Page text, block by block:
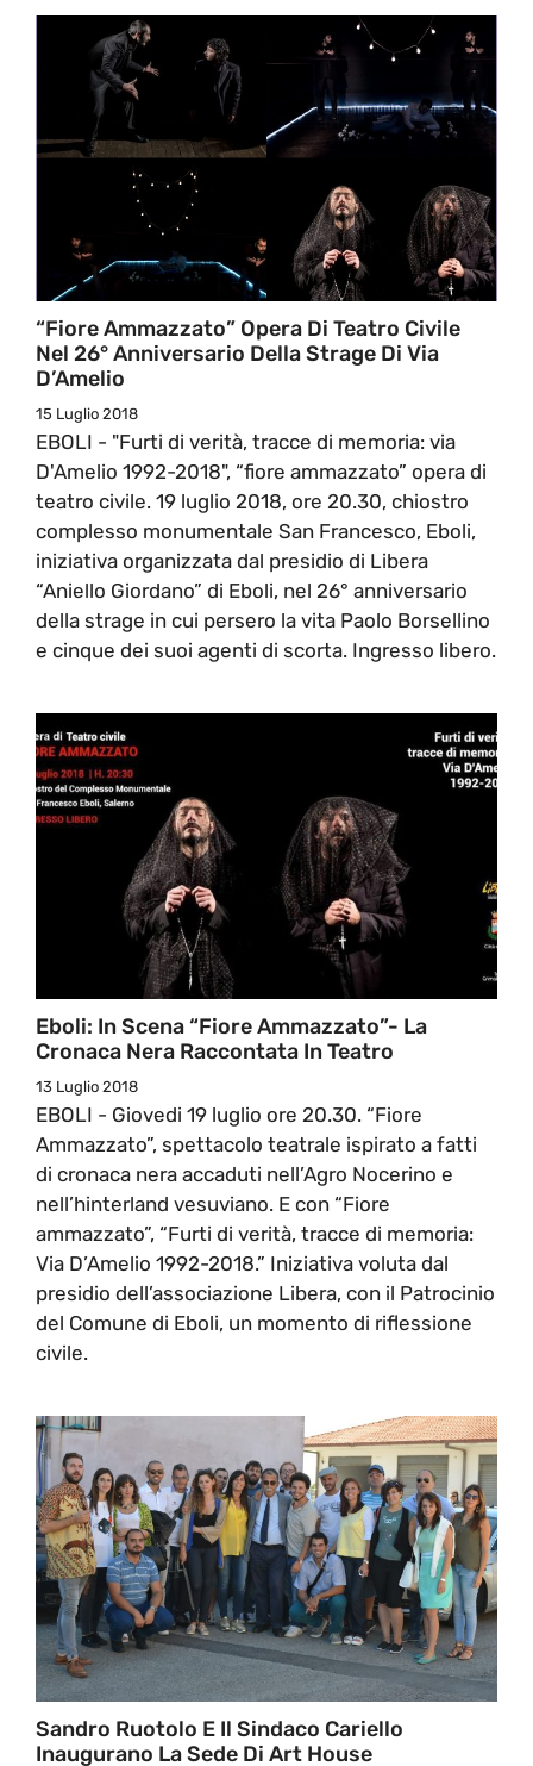
“Fiore Ammazzato” Opera Di Teatro Civile
Nel 26° Anniversario Della Strage Di Via
D’Amelio
15 Luglio 2018
EBOLI - "Furti di verità, tracce di memoria: via
D'Amelio 1992-2018", “fiore ammazzato” opera di
teatro civile. 19 luglio 2018, ore 20.30, chiostro
complesso monumentale San Francesco, Eboli,
iniziativa organizzata dal presidio di Libera
“Aniello Giordano” di Eboli, nel 26° anniversario
della strage in cui persero la vita Paolo Borsellino
e cinque dei suoi agenti di scorta. Ingresso libero.
Eboli: In Scena “Fiore Ammazzato”- La
Cronaca Nera Raccontata In Teatro
13 Luglio 2018
EBOLI - Giovedi 19 luglio ore 20.30. “Fiore
Ammazzato”, spettacolo teatrale ispirato a fatti
di cronaca nera accaduti nell’Agro Nocerino e
nell’hinterland vesuviano. E con “Fiore
ammazzato”, “Furti di verità, tracce di memoria:
Via D’Amelio 1992-2018.” Iniziativa voluta dal
presidio dell’associazione Libera, con il Patrocinio
del Comune di Eboli, un momento di riflessione
civile.
Sandro Ruotolo E Il Sindaco Cariello
Inaugurano La Sede Di Art House